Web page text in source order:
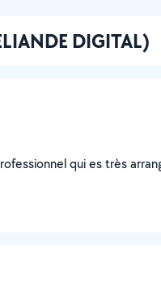
DIGITAL)
qui es très